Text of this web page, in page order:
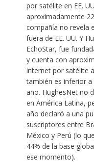
por satélite en EE.
aproximadamente
compañía no revela
fuera de EE. UU. Y
EchoStar, fue
y cuenta con
internet por satélite
también es inferior a
año. HughesNet no
en América Latina,
año declaró a una
suscriptores entre
México y Perú (lo
44% de la base
ese momento).